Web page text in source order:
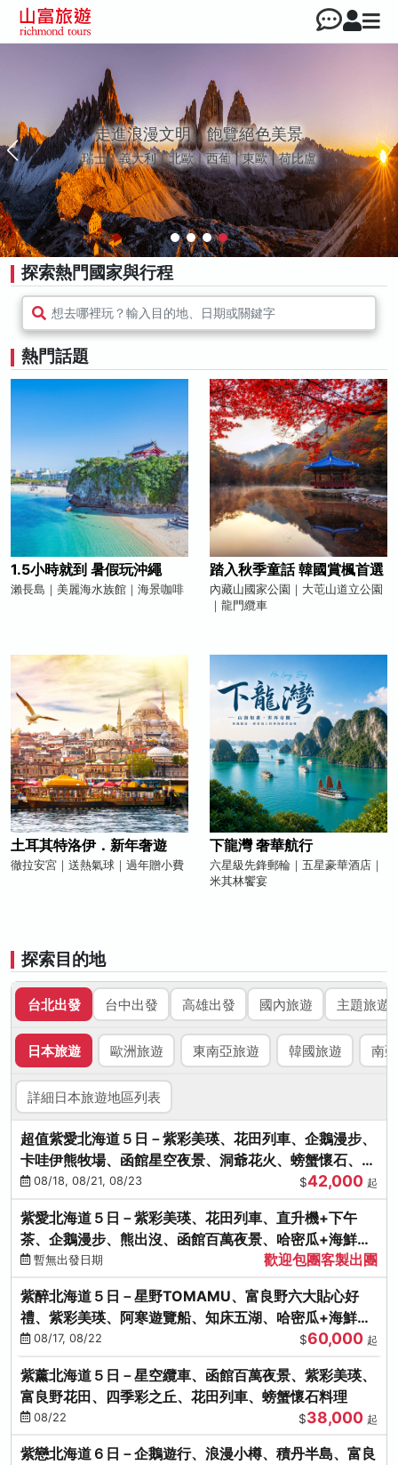
走進浪漫文明，飽覽絕色美景
瑞士｜義大利｜北歐｜西葡 | 東歐 | 荷比盧
探索熱門國家與行程
想去哪裡玩？輸入目的地、日期或關鍵字
熱門話題
1.5小時就到 暑假玩沖繩
瀨長島｜美麗海水族館｜海景咖啡
踏入秋季童話 韓國賞楓首選
內藏山國家公園｜大芚山道立公園
｜龍門纜車
土耳其特洛伊．新年奢遊
徹拉安宮｜送熱氣球｜過年贈小費
下龍灣 奢華航行
六星級先鋒郵輪｜五星豪華酒店｜
米其林饗宴
探索目的地
台北出發 台中出發 高雄出發 國內旅遊 主題旅遊
日本旅遊 歐洲旅遊 東南亞旅遊 韓國旅遊 南
詳細日本旅遊地區列表
超值紫愛北海道５日－紫彩美瑛、花田列車、企鵝漫步、
卡哇伊熊牧場、函館星空夜景、洞爺花火、螃蟹懷石、啤
酒暢飲
08/18, 08/21, 08/23 $42,000 起
紫愛北海道５日－紫彩美瑛、花田列車、直升機+下午
茶、企鵝漫步、熊出沒、函館百萬夜景、哈密瓜+海鮮和
牛八大螃蟹吃到飽
暫無出發日期 歡迎包團客製出團
紫醉北海道５日－星野TOMAMU、富良野六大貼心好
禮、紫彩美瑛、阿寒遊覽船、知床五湖、哈密瓜+海鮮和
牛螃蟹吃到飽
08/17, 08/22 $60,000 起
紫薰北海道５日－星空纜車、函館百萬夜景、紫彩美瑛、
富良野花田、四季彩之丘、花田列車、螃蟹懷石料理
08/22 $38,000 起
紫戀北海道６日－企鵝遊行、浪漫小樽、積丹半島、富良